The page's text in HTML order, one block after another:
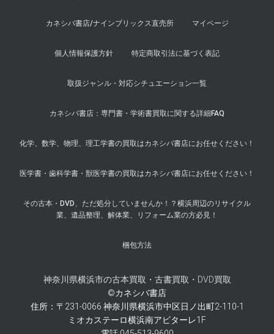
カネシバ書店/ナインブリックス直売所 マイページ
個人情報保護方針 特定商取引法に基づく表記
取扱ジャンル・対応シチュエーション一覧
カネシバ書店：専門書・学術書買取に関する詳細FAQ
化学、数学、物理、理工学書の買取はカネシバ書店にお任せください！
医学書・歯科学書・獣医学書の買取はカネシバ書店にお任せください！
その古本・DVD、ただ処分していませんか！？横浜周辺のリサイクル
業、遺品整理、解体業、リフォーム業の方必見！
梱包方法
神奈川県横浜市の古本買取・古書買取・DVD買取
©カネシバ書店
住所：〒231-0066 神奈川県横浜市中区日ノ出町2-110-1
ミオカステーロ横浜南アビターレ1F